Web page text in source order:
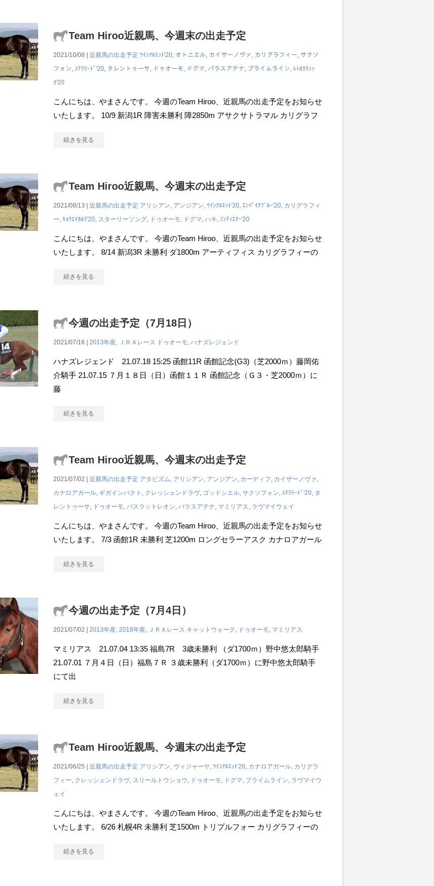
Team Hiroo近親馬、今週末の出走予定
2021/10/08 | 近親馬の出走予定 ｳｲﾝｱﾙｴｯﾄ'20, オトニエル, カイザーノヴァ , カリグラフィー, サクソ
フォン, ｽﾃﾗﾘｰﾄﾞ'20, タレントゥーサ, ドゥオーモ, ドグマ, パラスアテナ, プライムライン, ﾚﾄﾛｸﾗｼｯ
ｸ'20
こんにちは、やまさんです。 今週のTeam Hiroo、近親馬の出走予定をお知らせ
いたします。 10/9 新潟1R 障害未勝利 障2850m アサクサトラマル カリグラフ
続きを見る
Team Hiroo近親馬、今週末の出走予定
2021/08/13 | 近親馬の出走予定 アリシアン, アンジアン, ｳｲﾝｱﾙｴｯﾄ'20, ｴﾝﾊﾟｲｱﾌﾞﾙｰ'20, カリグラフィ
ー, ｷｮｳｴｲｶﾙﾗ'20, スターリーソング, ドゥオーモ, ドグマ, ハキ, ﾐﾝﾃｨｴｱｰ'20
こんにちは、やまさんです。 今週のTeam Hiroo、近親馬の出走予定をお知らせ
いたします。 8/14 新潟3R 未勝利 ダ1800m アーティフィス カリグラフィーの
続きを見る
今週の出走予定（7月18日）
2021/07/16 | 2013年産, ＪＲＡレース ドゥオーモ, ハナズレジェンド
ハナズレジェンド 21.07.18 15:25 函館11R 函館記念(G3)（芝2000ｍ）藤岡佑
介騎手 21.07.15 ７月１８日（日）函館１１Ｒ 函館記念（Ｇ３・芝2000ｍ）に
藤
続きを見る
Team Hiroo近親馬、今週末の出走予定
2021/07/02 | 近親馬の出走予定 アタビズム, アリシアン, アンジアン, カーディフ, カイザーノヴァ,
カナロアガール, ギガインパクト , クレッシェンドラヴ, ゴッドシエル, サクソフォン, ｽﾃﾗﾘｰﾄﾞ'20, タ
レントゥーサ, ドゥオーモ, バスラットレオン, パラスアテナ, マミリアス, ラヴマイウェイ
こんにちは、やまさんです。 今週のTeam Hiroo、近親馬の出走予定をお知らせ
いたします。 7/3 函館1R 未勝利 芝1200m ロングセラーアスク カナロアガール
続きを見る
今週の出走予定（7月4日）
2021/07/02 | 2013年産, 2018年産, ＪＲＡレース キャットウォーク , ドゥオーモ, マミリアス
マミリアス 21.07.04 13:35 福島7R 3歳未勝利 （ダ1700ｍ）野中悠太郎騎手
21.07.01 ７月４日（日）福島７Ｒ ３歳未勝利（ダ1700ｍ）に野中悠太郎騎手
にて出
続きを見る
Team Hiroo近親馬、今週末の出走予定
2021/06/25 | 近親馬の出走予定 アリシアン, ヴィジャーヤ, ｳｲﾝｱﾙｴｯﾄ'20, カナロアガール, カリグラ
フィー, クレッシェンドラヴ, スリールトウショウ, ドゥオーモ, ドグマ, プライムライン, ラヴマイウ
ェイ
こんにちは、やまさんです。 今週のTeam Hiroo、近親馬の出走予定をお知らせ
いたします。 6/26 札幌4R 未勝利 芝1500m トリプルフォー カリグラフィーの
続きを見る